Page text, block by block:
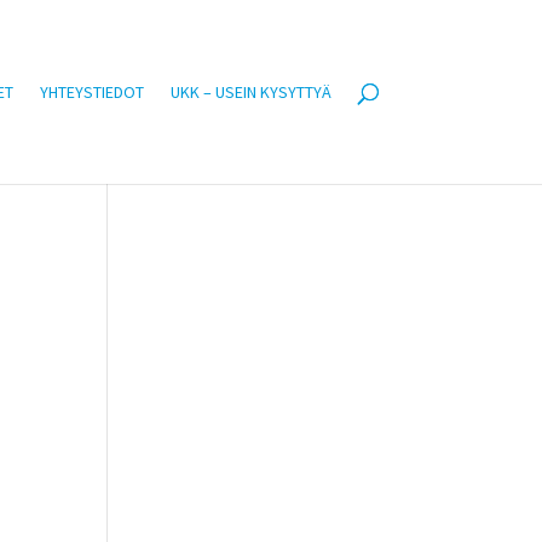
YHTEYSTIEDOT UKK – USEIN KYSYTTYÄ